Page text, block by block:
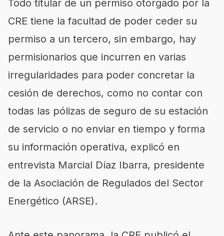
Todo titular de un permiso otorgado por la
CRE tiene la facultad de poder ceder su
permiso a un tercero, sin embargo, hay
permisionarios que incurren en varias
irregularidades para poder concretar la
cesión de derechos, como no contar con
todas las pólizas de seguro de su estación
de servicio o no enviar en tiempo y forma
su información operativa, explicó en
entrevista Marcial Díaz Ibarra, presidente
de la Asociación de Regulados del Sector
Energético (ARSE).